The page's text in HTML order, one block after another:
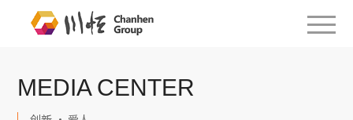
MEDIA CENTER